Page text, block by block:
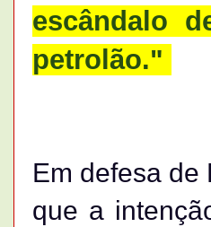
escândalo
petrolão."
Em defesa de
que a